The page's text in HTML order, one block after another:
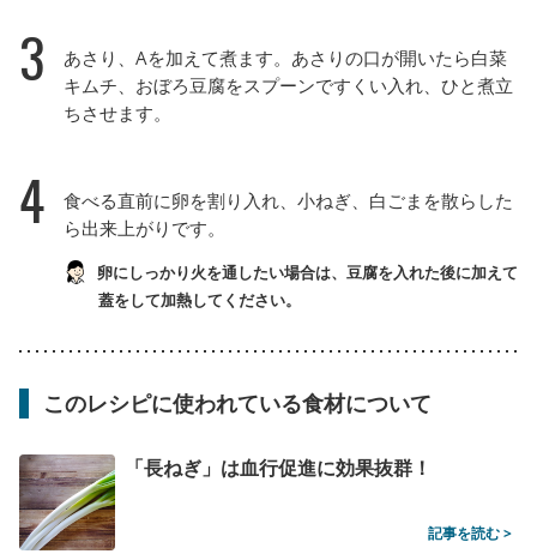
3
あさり、Aを加えて煮ます。あさりの口が開いたら白菜
キムチ、おぼろ豆腐をスプーンですくい入れ、ひと煮立
ちさせます。
4
食べる直前に卵を割り入れ、小ねぎ、白ごまを散らした
ら出来上がりです。
卵にしっかり火を通したい場合は、豆腐を入れた後に加えて
蓋をして加熱してください。
このレシピに使われている食材について
「長ねぎ」は血行促進に効果抜群！
記事を読む >